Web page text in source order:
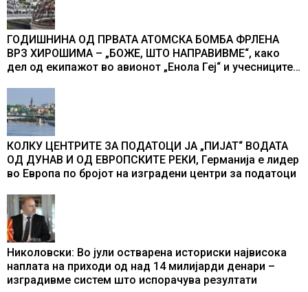
ГОДИШНИНА ОД ПРВАТА АТОМСКА БОМБА ФРЛЕНА
ВРЗ ХИРОШИМА – „БОЖЕ, ШТО НАПРАВИВМЕ“, како
дел од екипажот во авионот „Енола Геј“ и учесниците
промени текот на историјата
КОЛКУ ЦЕНТРИТЕ ЗА ПОДАТОЦИ ЈА „ПИЈАТ“ ВОДАТА
ОД ДУНАВ И ОД ЕВРОПСКИТЕ РЕКИ, Германија е лидер
во Европа по бројот на изградени центри за податоци
Николовски: Во јули остварена историски највисока
наплата на приходи од над 14 милијарди денари –
изградивме систем што испорачува резултати